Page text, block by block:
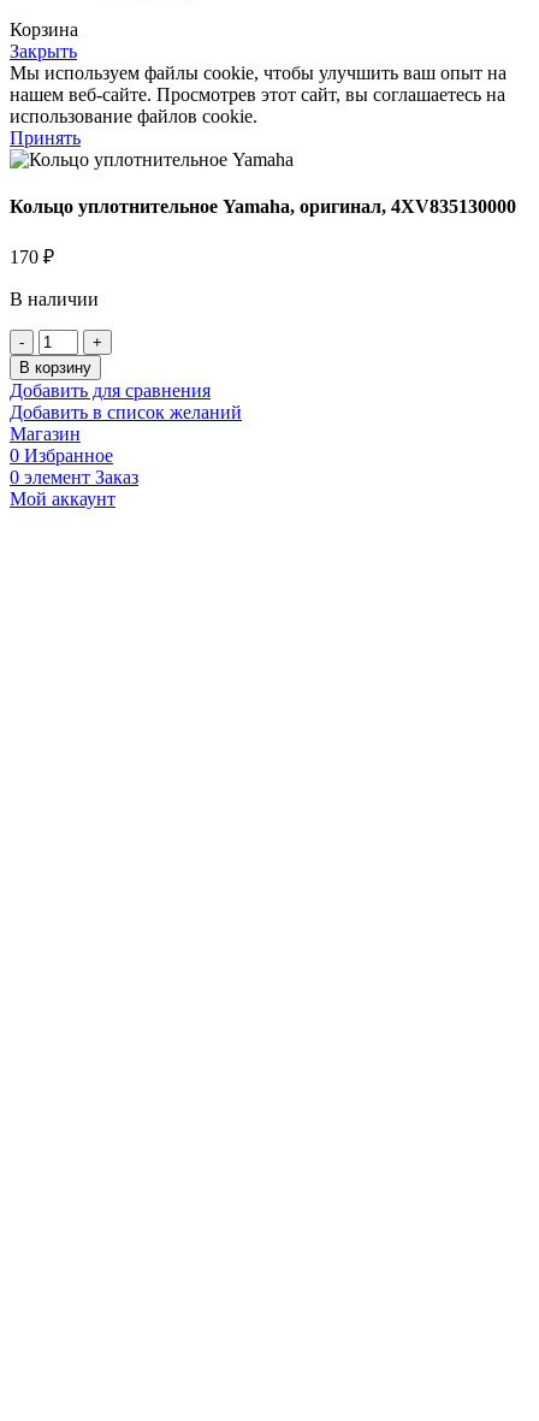
Корзина
Закрыть
Мы используем файлы cookie, чтобы улучшить ваш опыт на
нашем веб-сайте. Просмотрев этот сайт, вы соглашаетесь на
использование файлов cookie.
Принять
Кольцо уплотнительное Yamaha, оригинал, 4XV835130000
170 ₽
В наличии
Количество
товара
Кольцо
уплотнительное
Yamaha,
оригинал,
4XV835130000
В корзину
Добавить для сравнения
Добавить в список желаний
Магазин
0 Избранное
0 элемент Заказ
Мой аккаунт